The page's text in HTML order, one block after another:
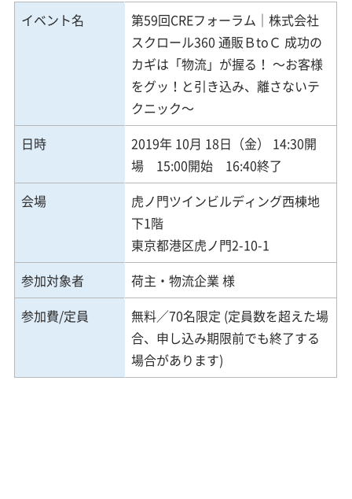
イベント名
第59回CREフォーラム｜株式会社
スクロール360 通販ＢtoＣ 成功の
カギは「物流」が握る！ ～お客様
をグッ！と引き込み、離さないテ
クニック～
日時
2019年 10月 18日（金） 14:30開
場 15:00開始 16:40終了
会場
虎ノ門ツインビルディング西棟地
下1階
東京都港区虎ノ門2-10-1
参加対象者
荷主・物流企業 様
参加費/定員
無料／70名限定 (定員数を超えた場
合、申し込み期限前でも終了する
場合があります)